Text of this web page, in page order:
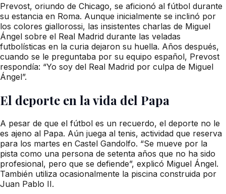
Prevost, oriundo de Chicago, se aficionó al fútbol durante
su estancia en Roma. Aunque inicialmente se inclinó por
los colores giallorossi, las insistentes charlas de Miguel
Ángel sobre el Real Madrid durante las veladas
futbolísticas en la curia dejaron su huella. Años después,
cuando se le preguntaba por su equipo español, Prevost
respondía: “Yo soy del Real Madrid por culpa de Miguel
Ángel”.
El deporte en la vida del Papa
A pesar de que el fútbol es un recuerdo, el deporte no le
es ajeno al Papa. Aún juega al tenis, actividad que reserva
para los martes en Castel Gandolfo. “Se mueve por la
pista como una persona de setenta años que no ha sido
profesional, pero que se defiende”, explicó Miguel Ángel.
También utiliza ocasionalmente la piscina construida por
Juan Pablo II.